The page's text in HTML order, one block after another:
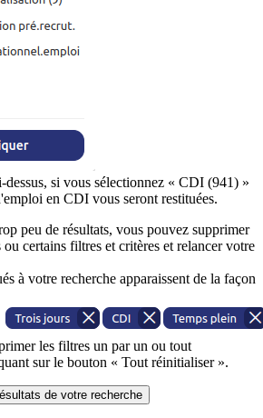
dessus, si vous sélectionnez « CDI (941) »
en CDI vous seront restituées.
peu de résultats, vous pouvez supprimer
ou certains filtres et critères et relancer votre
à votre recherche apparaissent de la façon
les filtres un par un ou tout
sur le bouton « Tout réinitialiser ».
de votre recherche